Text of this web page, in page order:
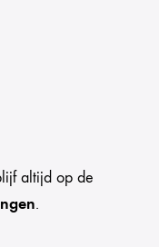
altijd op de
.